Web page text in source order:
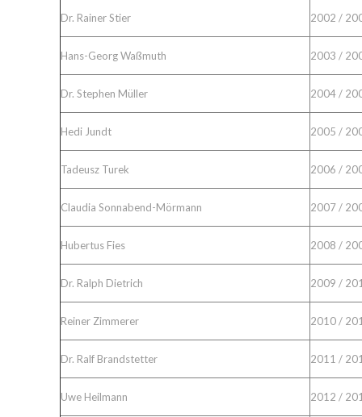
Dr. Rainer Stier 2002 /
Hans-Georg Waßmuth 2003 /
Dr. Stephen Müller 2004 /
Hedi Jundt 2005 /
Tadeusz Turek 2006 /
Claudia Sonnabend-Mörmann 2007 /
Hubertus Fies 2008 /
Dr. Ralph Dietrich 2009 /
Reiner Zimmerer 2010 /
Dr. Ralf Brandstetter 2011 /
Uwe Heilmann 2012 /